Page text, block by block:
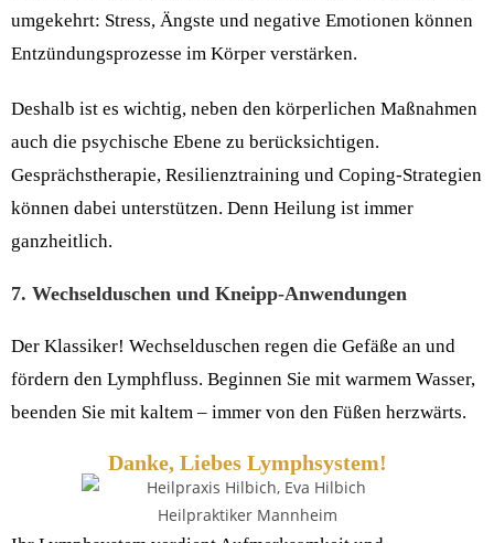
umgekehrt: Stress, Ängste und negative Emotionen können
Entzündungsprozesse im Körper verstärken.
Deshalb ist es wichtig, neben den körperlichen Maßnahmen
auch die psychische Ebene zu berücksichtigen.
Gesprächstherapie, Resilienztraining und Coping-Strategien
können dabei unterstützen. Denn Heilung ist immer
ganzheitlich.
7. Wechselduschen und Kneipp-Anwendungen
Der Klassiker! Wechselduschen regen die Gefäße an und
fördern den Lymphfluss. Beginnen Sie mit warmem Wasser,
beenden Sie mit kaltem – immer von den Füßen herzwärts.
Danke, Liebes Lymphsystem!